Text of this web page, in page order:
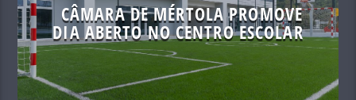
CÂMARA DE MÉRTOLA PROMOVE
DIA ABERTO NO CENTRO ESCOLAR